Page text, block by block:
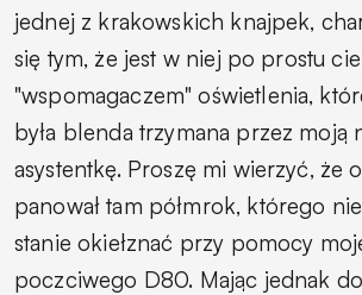
jednej z krakowskich knajpek,
się tym, że jest w niej po prostu
"wspomagaczem" oświetlenia,
była blenda trzymana przez moją
asystentkę. Proszę mi wierzyć, że
panował tam półmrok, którego
stanie okiełznać przy pomocy
poczciwego D80. Mając jednak